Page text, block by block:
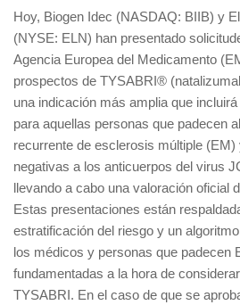
Hoy, Biogen Idec (NASDAQ: BIIB) y
(NYSE: ELN) han presentado
Agencia Europea del Medicamento
prospectos de TYSABRI®
una indicación más amplia que
para aquellas personas que padecen
recurrente de esclerosis múltiple (EM)
negativas a los anticuerpos del virus
llevando a cabo una valoración oficial
Estas presentaciones están
estratificación del riesgo y un
los médicos y personas que padecen
fundamentadas a la hora de
TYSABRI. En el caso de que se